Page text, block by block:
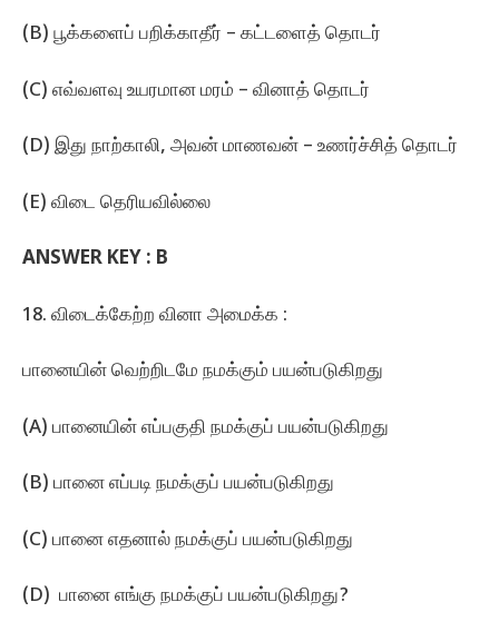
(B) பூக்களைப்‌ பறிக்காதீர்‌ – கட்டளைத்‌ தொடர்‌
(C) எவ்வளவு உயரமான மரம்‌ – வினாத்‌ தொடர்‌
(D) இது நாற்காலி, அவன்‌ மாணவன்‌ – உணர்ச்சித்‌ தொடர்‌
(E) விடை தெரியவில்லை
ANSWER KEY : B
18. விடைக்கேற்ற வினா அமைக்க :
பானையின்‌ வெற்றிடமே நமக்கும்‌ பயன்படுகிறது
(A) பானையின் எப்பகுதி நமக்குப்‌ பயன்படுகிறது
(B) பானை எப்படி நமக்குப்‌ பயன்படுகிறது
(C) பானை எதனால்‌ நமக்குப்‌ பயன்படுகிறது
(D) பானை எங்கு நமக்குப்‌ பயன்படுகிறது?